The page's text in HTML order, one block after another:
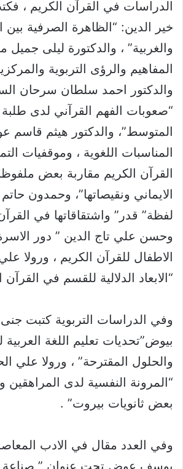
الدراسات في القرآن الكريم ،
خير الدين: “الظاهرة الصرفية بين
والغربية” ، والدكتورة ليلى
المفاهيم والرؤى التربوية
والدكتور احمد سلطان سرحان
“صعوبات الفهم القرآني لدى
المتوسط”، والدكتور هيثم قاسم
المناسبات اللغوية ، وموقفيات
القرآن الكريم مقاربة بعض
الايماني ونقيصاتها”، وحمدون
لفظة” قدر” واشتقاقاتها في
وحسن علي تاج الدين ” دور
الاطفال للقرآن الكريم ، ورولا
“الابعاد الدلالية للقسم في القرآن
وفي الدراسات التربوية كتبت
بيوض”تحديات تعليم اللغة العربية
والحلول المقترحة” ، ورولا علي
“المرونة النفسية لدى
بعض ثانويات بيروت” .
وفي العدد مقال في الادب